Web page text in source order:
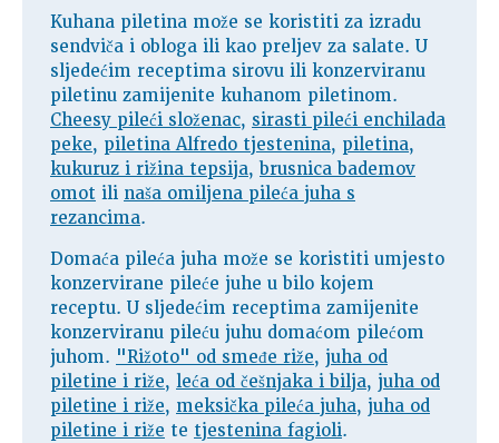
Kuhana piletina može se koristiti za izradu
sendviča i obloga ili kao preljev za salate. U
sljedećim receptima sirovu ili konzerviranu
piletinu zamijenite kuhanom piletinom.
Cheesy pileći složenac, sirasti pileći enchilada
peke, piletina Alfredo tjestenina, piletina,
kukuruz i rižina tepsija,brusnica bademov
omot ili naša omiljena pileća juha s
rezancima.
Domaća pileća juha može se koristiti umjesto
konzervirane pileće juhe u bilo kojem
receptu. U sljedećim receptima zamijenite
konzerviranu pileću juhu domaćom pilećom
juhom. "Rižoto" od smeđe riže, juha od
piletine i riže, leća od češnjaka i bilja, juha od
piletine i riže, meksička pileća juha, juha od
piletine i riže te tjestenina fagioli.